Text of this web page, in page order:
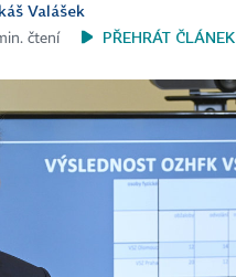
Valášek
čtení PŘEHRÁT ČLÁNEK